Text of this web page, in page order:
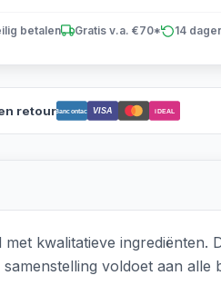
betalen Gratis v.a. €70* 14
retourBancontact VISA iDEAL
kwalitatieve ingrediënten.
voldoet aan alle